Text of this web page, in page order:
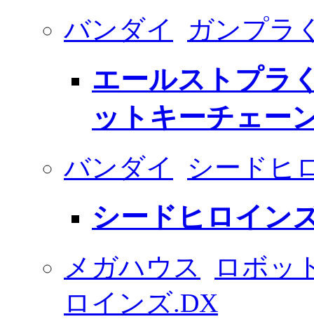
バンダイ ガンプラ
エールストプラ
ットキーチェー
バンダイ シードヒ
シードヒロイン
メガハウス
ロボッ
ロインズ.DX